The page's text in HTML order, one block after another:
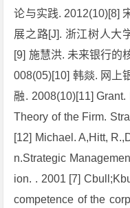
论与实践. 2012(10)[8]
展之路[J]. 浙江树人大
[9] 施慧洪. 未来银行的
008(05)[10] 韩燚. 网上
融. 2008(10)[11]
Theory of the Firm.
[12] Michael. A,Hitt,
n.Strategic
ion. . 2001 [7]
competence of the